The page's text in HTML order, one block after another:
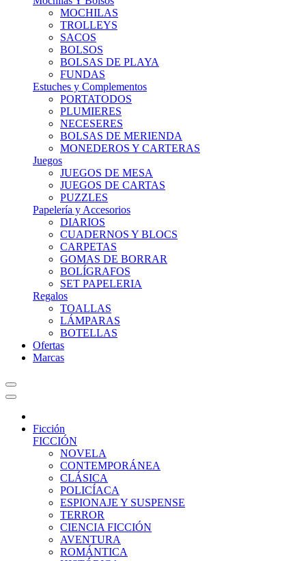
MOCHILAS
TROLLEYS
SACOS
BOLSOS
BOLSAS DE PLAYA
FUNDAS
Estuches y Complementos
PORTATODOS
PLUMIERES
NECESERES
BOLSAS DE MERIENDA
MONEDEROS Y CARTERAS
Juegos
JUEGOS DE MESA
JUEGOS DE CARTAS
PUZZLES
Papelería y Accesorios
DIARIOS
CUADERNOS Y BLOCS
CARPETAS
GOMAS DE BORRAR
BOLÍGRAFOS
SET PAPELERIA
Regalos
TOALLAS
LÁMPARAS
BOTELLAS
Ofertas
Marcas
Ficción
FICCIÓN
NOVELA
CONTEMPORÁNEA
CLÁSICA
POLICÍACA
ESPIONAJE Y SUSPENSE
TERROR
CIENCIA FICCIÓN
AVENTURA
ROMÁNTICA